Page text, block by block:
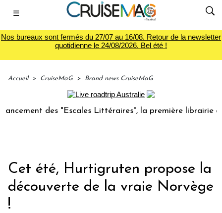
☰
Nos bureaux sont fermés du 27/07 au 16/08. Retour de la newsletter
quotidienne le 24/08/2026. Bel été !
Accueil > CruiseMaG > Brand news CruiseMaG
des "Escales Littéraires", la première librairie du
Cet été, Hurtigruten propose la
découverte de la vraie Norvège
!